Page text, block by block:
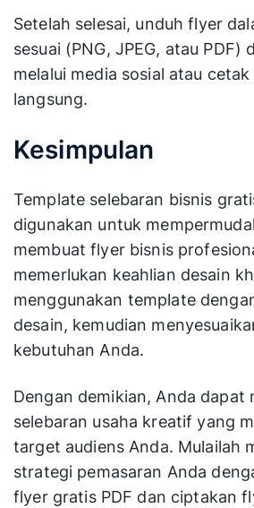
Setelah selesai, unduh flyer
sesuai (PNG, JPEG, atau PDF)
melalui media sosial atau
langsung.
Kesimpulan
Template selebaran bisnis
digunakan untuk
membuat flyer bisnis
memerlukan keahlian desain
menggunakan template
desain, kemudian
kebutuhan Anda.
Dengan demikian, Anda dapat
selebaran usaha kreatif yang
target audiens Anda. Mulailah
strategi pemasaran Anda
flyer gratis PDF dan ciptakan